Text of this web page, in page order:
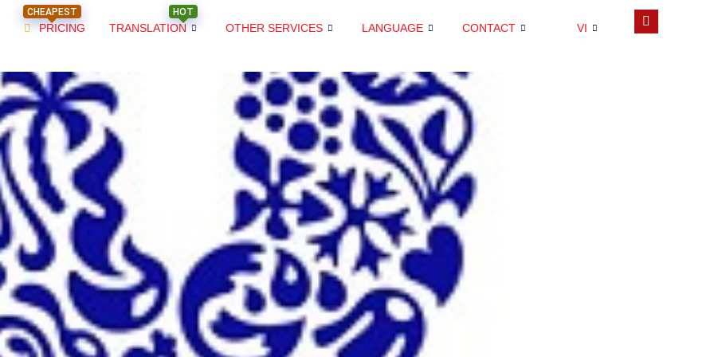
CHEAPEST
PRICING
HOT
TRANSLATION OTHER SERVICES LANGUAGE CONTACT VI